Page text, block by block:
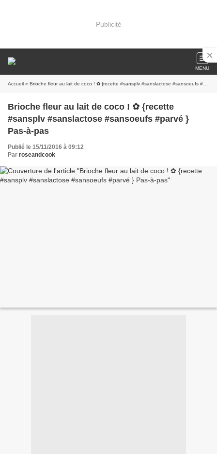
Publicité
MENU
Accueil » Brioche fleur au lait de coco ! ✿ {recette #sansplv #sanslactose #sansoeufs #parvé } Pas-à-pas
Brioche fleur au lait de coco ! ✿ {recette
#sansplv #sanslactose #sansoeufs #parvé }
Pas-à-pas
Publié le 15/11/2016 à 09:12
Par roseandcook